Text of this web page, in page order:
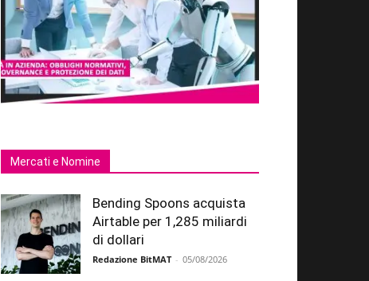
Mercati e Nomine
Bending Spoons acquista
Airtable per 1,285 miliardi
di dollari
Redazione BitMAT - 05/08/2026